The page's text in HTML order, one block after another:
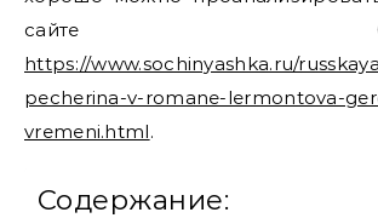
сайте
https://www.sochinyashka.ru/
pecherina-v-romane-lermontova-
vremeni.html.
Содержание: